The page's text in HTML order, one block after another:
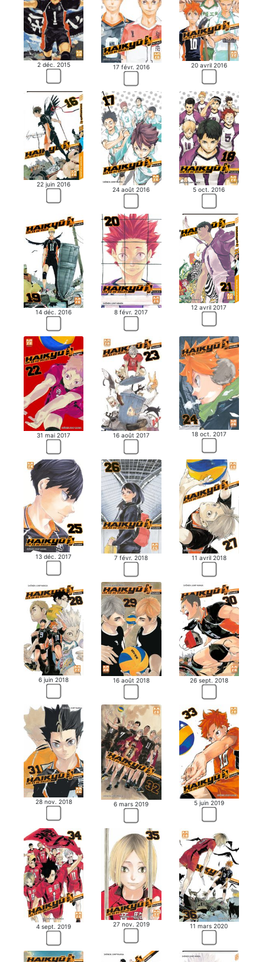
2 déc. 2015 17 févr. 2016 20 avril 2016
22 juin 2016
24 août 2016 5 oct. 2016
14 déc. 2016 8 févr. 2017
12 avril 2017
31 mai 2017 16 août 2017 18 oct. 2017
13 déc. 2017 7 févr. 2018 11 avril 2018
6 juin 2018 16 août 2018 26 sept. 2018
28 nov. 2018 6 mars 2019 5 juin 2019
4 sept. 2019 27 nov. 2019 11 mars 2020